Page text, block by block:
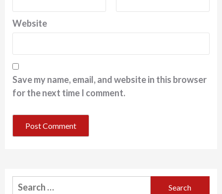
Website
Save my name, email, and website in this browser
for the next time I comment.